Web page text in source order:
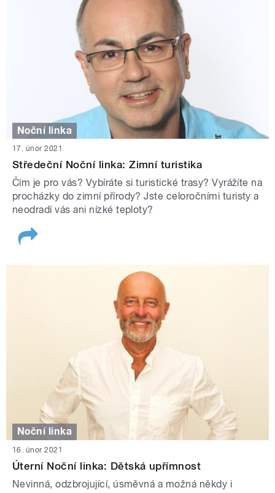
Noční linka
17. únor 2021
Středeční Noční linka: Zimní turistika
Čím je pro vás? Vybíráte si turistické trasy? Vyrážíte na
procházky do zimní přírody? Jste celoročními turisty a
neodradí vás ani nízké teploty?
Noční linka
16. únor 2021
Úterní Noční linka: Dětská upřímnost
Nevinná, odzbrojující, úsměvná a možná někdy i